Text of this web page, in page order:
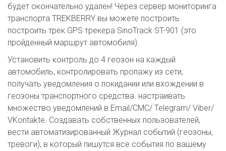
будет окончательно удален! Через сервер мониторинга
транспорта TREKBERRY вы можете построить
построить трек GPS трекера SinoTrack ST-901 (это
пройденный маршрут автомобиля).
Установить контроль до 4 геозон на каждый
автомобиль, контролировать пропажу из сети,
получать уведомления о покидании или вхождении в
геозоны транспортного средства. настраивать
множество уведомлений в Email/СМС/ Telegram/ Viber/
VKontakte. Создавать собственных пользователей,
вести автоматизированный Журнал событий (геозоны,
тревоги), в который пишутся все события по вашему